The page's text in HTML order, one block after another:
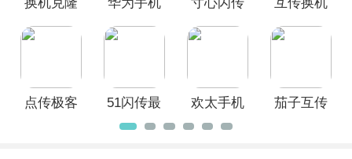
点传极客
51闪传最
新版
欢太手机
搬家app
茄子互传